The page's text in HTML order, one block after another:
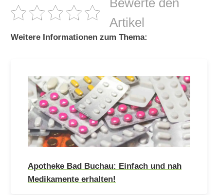
Bewerte den
Artikel
Weitere Informationen zum Thema:
Apotheke Bad Buchau: Einfach und nah
Medikamente erhalten!